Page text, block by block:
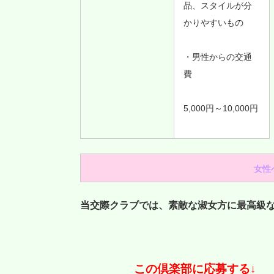
品、スタイルが分
かりやすいもの
・男性からの交通
費
5,000円～10,000円
女性
当交際クラブでは、素敵な淑女方に最高級
この倶楽部に応募する↓